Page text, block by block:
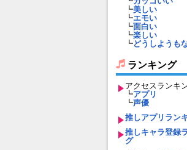
┗美しい
┗エモい
┗面白い
┗楽しい
┗どうしようも
ランキング
アクセスランキ
┗アプリ
┗声優
推しアプリラン
推しキャラ登録
グ